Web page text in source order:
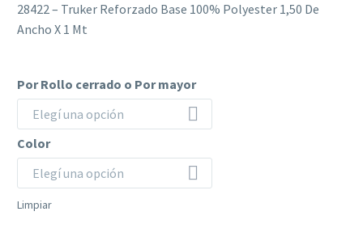
ARS$2.428,00
ARS$3.399,12
28422 – Truker Reforzado Base 100% Polyester 1,50 De
Ancho X 1 Mt
Por Rollo cerrado o Por mayor
Elegí una opción
Color
Elegí una opción
Limpiar